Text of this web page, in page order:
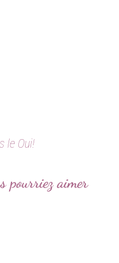
le Oui!
pourriez aimer